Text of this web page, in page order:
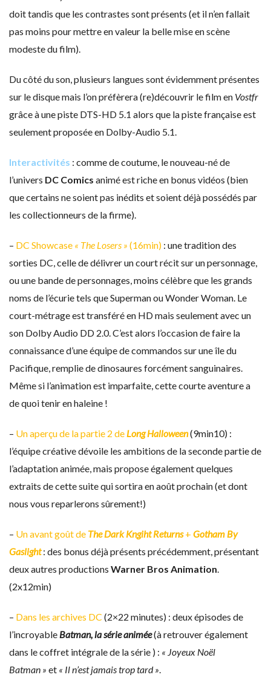
doit tandis que les contrastes sont présents (et il n’en fallait
pas moins pour mettre en valeur la belle mise en scène
modeste du film).
Du côté du son, plusieurs langues sont évidemment présentes
sur le disque mais l’on préfèrera (re)découvrir le film en Vostfr
grâce à une piste DTS-HD 5.1 alors que la piste française est
seulement proposée en Dolby-Audio 5.1.
Interactivités : comme de coutume, le nouveau-né de
l’univers DC Comics animé est riche en bonus vidéos (bien
que certains ne soient pas inédits et soient déjà possédés par
les collectionneurs de la firme).
– DC Showcase « The Losers » (16min) : une tradition des
sorties DC, celle de délivrer un court récit sur un personnage,
ou une bande de personnages, moins célèbre que les grands
noms de l’écurie tels que Superman ou Wonder Woman. Le
court-métrage est transféré en HD mais seulement avec un
son Dolby Audio DD 2.0. C’est alors l’occasion de faire la
connaissance d’une équipe de commandos sur une île du
Pacifique, remplie de dinosaures forcément sanguinaires.
Même si l’animation est imparfaite, cette courte aventure a
de quoi tenir en haleine !
– Un aperçu de la partie 2 de Long Halloween(9min10) :
l’équipe créative dévoile les ambitions de la seconde partie de
l’adaptation animée, mais propose également quelques
extraits de cette suite qui sortira en août prochain (et dont
nous vous reparlerons sûrement!)
– Un avant goût de The Dark Kngiht Returns+ Gotham By
Gaslight: des bonus déjà présents précédemment, présentant
deux autres productions Warner Bros Animation.
(2x12min)
– Dans les archives DC (2×22 minutes) : deux épisodes de
l’incroyable Batman, la série animée(à retrouver également
dans le coffret intégrale de la série ) : « Joyeux Noël
Batman » et « Il n’est jamais trop tard ».